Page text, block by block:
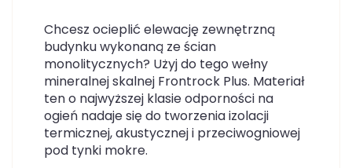
Chcesz ocieplić elewację zewnętrzną
budynku wykonaną ze ścian
monolitycznych? Użyj do tego wełny
mineralnej skalnej Frontrock Plus. Materiał
ten o najwyższej klasie odporności na
ogień nadaje się do tworzenia izolacji
termicznej, akustycznej i przeciwogniowej
pod tynki mokre.